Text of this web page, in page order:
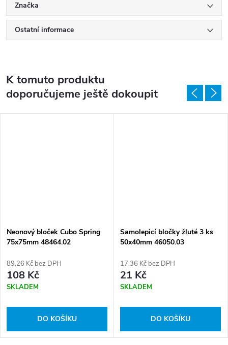
Značka
Ostatní informace
K tomuto produktu
doporučujeme ještě dokoupit
Neonový bloček Cubo Spring
75x75mm 48464.02
89,26 Kč bez DPH
108 Kč
SKLADEM
DO KOŠÍKU
Samolepicí bločky žluté 3 ks
50x40mm 46050.03
17,36 Kč bez DPH
21 Kč
SKLADEM
DO KOŠÍKU